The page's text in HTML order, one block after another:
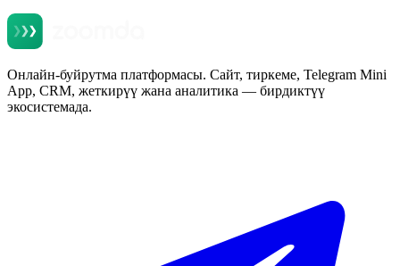
Онлайн-буйрутма платформасы. Сайт, тиркеме, Telegram Mini
App, CRM, жеткирүү жана аналитика — бирдиктүү
экосистемада.